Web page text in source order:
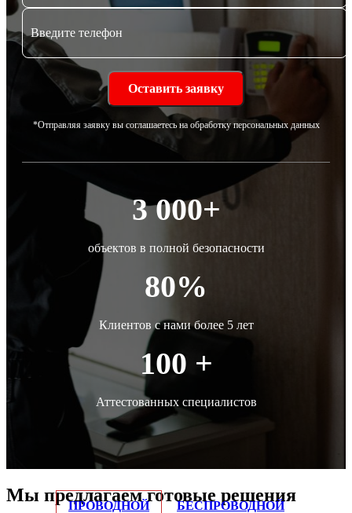
*Отправляя заявку вы соглашаетесь на обработку персональных данных
3 000+
объектов в полной безопасности
80%
Клиентов с нами более 5 лет
100 +
Аттестованных специалистов
Мы предлагаем готовые решения
ПРОВОДНОЙ БЕСПРОВОДНОЙ